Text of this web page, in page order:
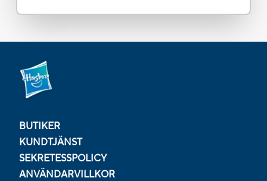
BUTIKER
KUNDTJÄNST
SEKRETESSPOLICY
ANVÄNDARVILLKOR